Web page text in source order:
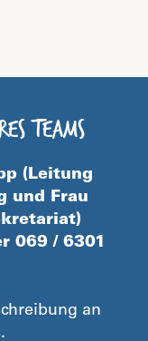
Teams
(Leitung
und Frau
069 / 6301
an